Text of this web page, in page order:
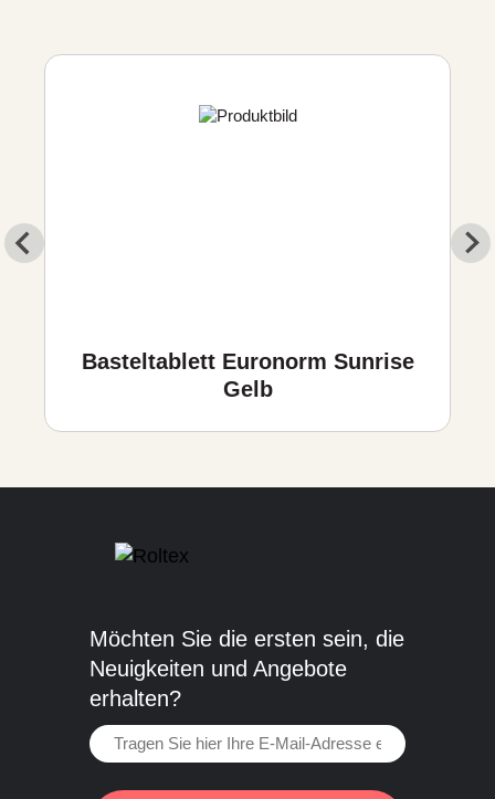
Basteltablett Euronorm Sunrise
Gelb
Möchten Sie die ersten sein, die
Neuigkeiten und Angebote
erhalten?